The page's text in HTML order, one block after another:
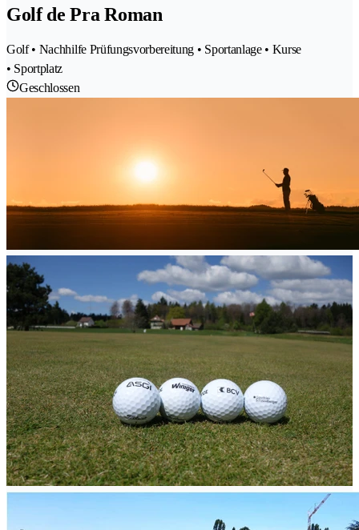
Golf de Pra Roman
Golf • Nachhilfe Prüfungsvorbereitung • Sportanlage • Kurse
• Sportplatz
Geschlossen